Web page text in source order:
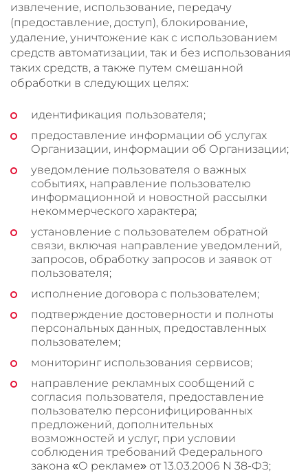
извлечение, использование, передачу
(предоставление, доступ), блокирование,
удаление, уничтожение как с использованием
средств автоматизации, так и без использования
таких средств, а также путем смешанной
обработки в следующих целях:
идентификация пользователя;
предоставление информации об услугах
Организации, информации об Организации;
уведомление пользователя о важных
событиях, направление пользователю
информационной и новостной рассылки
некоммерческого характера;
установление с пользователем обратной
связи, включая направление уведомлений,
запросов, обработку запросов и заявок от
пользователя;
исполнение договора с пользователем;
подтверждение достоверности и полноты
персональных данных, предоставленных
пользователем;
мониторинг использования сервисов;
направление рекламных сообщений с
согласия пользователя, предоставление
пользователю персонифицированных
предложений, дополнительных
возможностей и услуг, при условии
соблюдения требований Федерального
закона «О рекламе» от 13.03.2006 N 38-ФЗ;